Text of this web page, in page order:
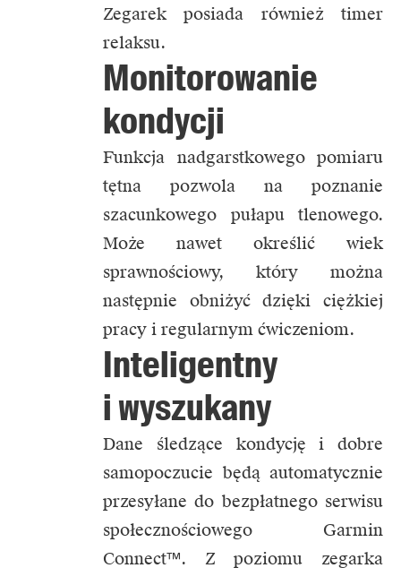
Zegarek posiada również timer
relaksu.
Monitorowanie
kondycji
Funkcja nadgarstkowego pomiaru
tętna pozwola na poznanie
szacunkowego pułapu tlenowego.
Może nawet określić wiek
sprawnościowy, który można
następnie obniżyć dzięki ciężkiej
pracy i regularnym ćwiczeniom.
Inteligentny
i wyszukany
Dane śledzące kondycję i dobre
samopoczucie będą automatycznie
przesyłane do bezpłatnego serwisu
społecznościowego Garmin
Connect™. Z poziomu zegarka